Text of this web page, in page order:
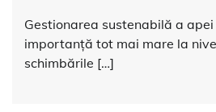
Gestionarea sustenabilă a
importanță tot mai mare la
schimbările […]